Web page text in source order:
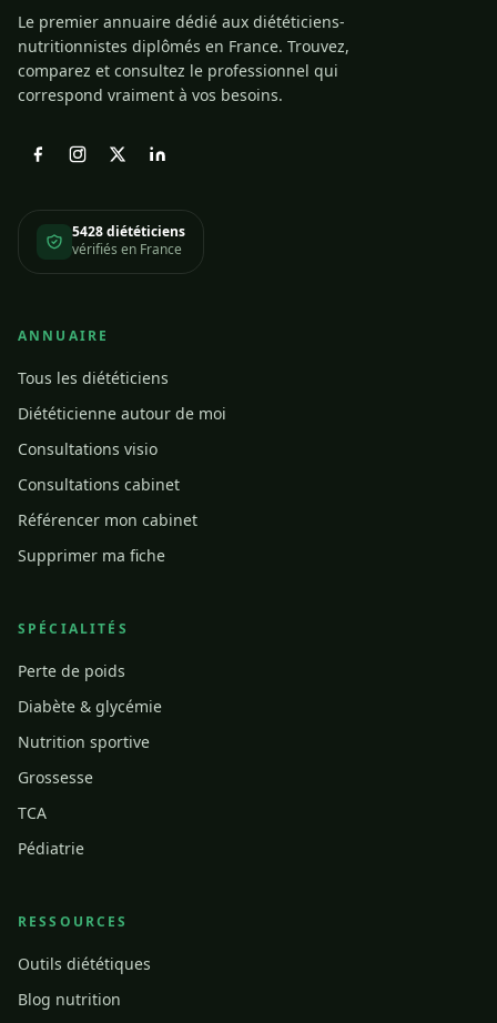
Le premier annuaire dédié aux diététiciens-
nutritionnistes diplômés en France. Trouvez,
comparez et consultez le professionnel qui
correspond vraiment à vos besoins.
5428 diététiciens
vérifiés en France
ANNUAIRE
Tous les diététiciens
Diététicienne autour de moi
Consultations visio
Consultations cabinet
Référencer mon cabinet
Supprimer ma fiche
SPÉCIALITÉS
Perte de poids
Diabète & glycémie
Nutrition sportive
Grossesse
TCA
Pédiatrie
RESSOURCES
Outils diététiques
Blog nutrition